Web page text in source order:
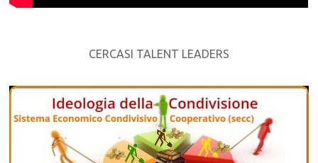
CERCASI TALENT LEADERS